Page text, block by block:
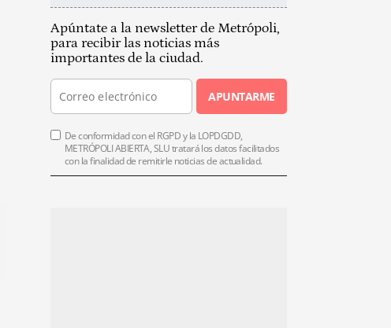
Apúntate a la newsletter de Metrópoli,
para recibir las noticias más
importantes de la ciudad.
APUNTARME
De conformidad con el RGPD y la LOPDGDD,
METRÓPOLI ABIERTA, SLU tratará los datos facilitados
con la finalidad de remitirle noticias de actualidad.